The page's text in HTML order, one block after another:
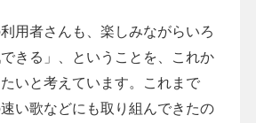
利用者さんも、楽しみながらいろ
きる」、ということを、これか
いと考えています。これまで
い歌などにも取り組んできたの